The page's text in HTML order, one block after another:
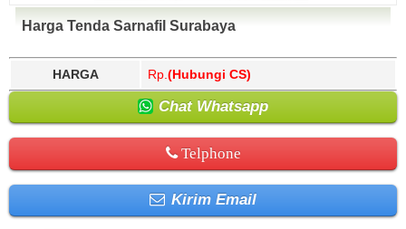
Harga Tenda Sarnafil Surabaya
HARGA Rp. (Hubungi CS)
Chat Whatsapp
Telphone
Kirim Email